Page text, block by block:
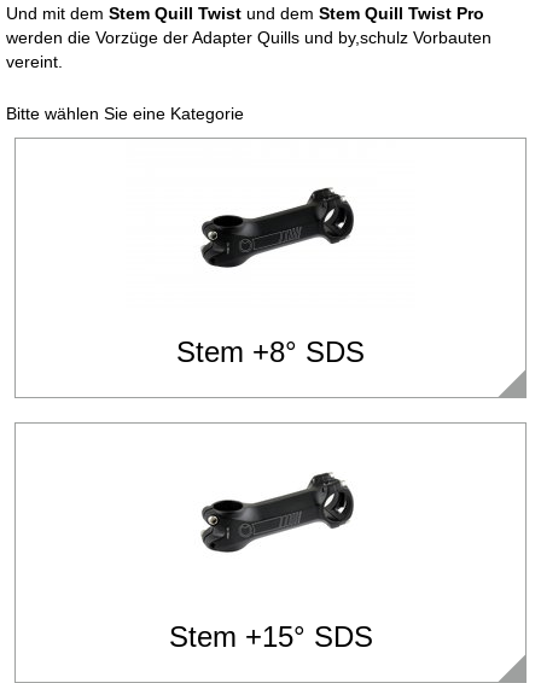
Und mit dem Stem Quill Twist und dem Stem Quill Twist Pro
werden die Vorzüge der Adapter Quills und by,schulz Vorbauten
vereint.
Bitte wählen Sie eine Kategorie
Stem +8° SDS
Stem +15° SDS